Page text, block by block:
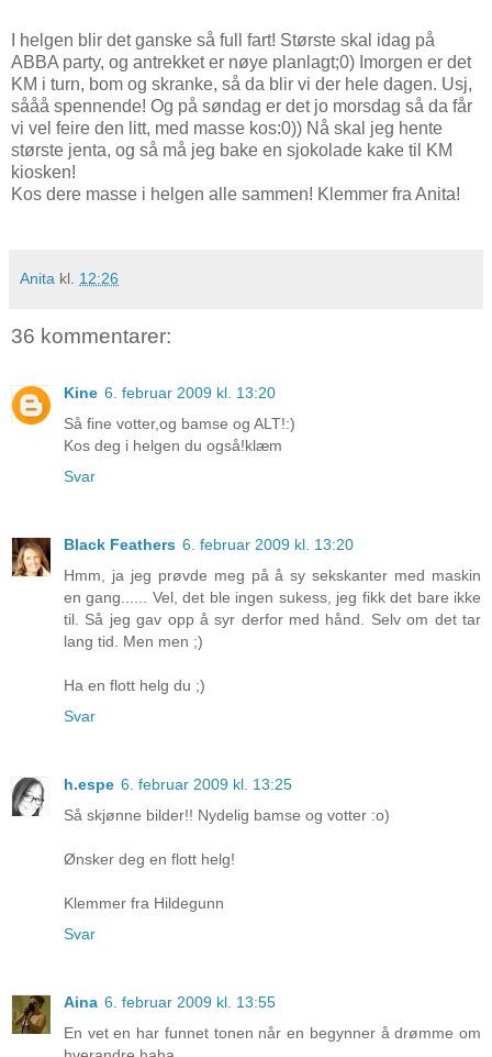
I helgen blir det ganske så full fart! Største skal idag på
ABBA party, og antrekket er nøye planlagt;0) Imorgen er det
KM i turn, bom og skranke, så da blir vi der hele dagen. Usj,
sååå spennende! Og på søndag er det jo morsdag så da får
vi vel feire den litt, med masse kos:0)) Nå skal jeg hente
største jenta, og så må jeg bake en sjokolade kake til KM
kiosken!
Kos dere masse i helgen alle sammen! Klemmer fra Anita!
Anita kl. 12:26
36 kommentarer:
Kine 6. februar 2009 kl. 13:20
Så fine votter,og bamse og ALT!:)
Kos deg i helgen du også!klæm
Svar
Black Feathers 6. februar 2009 kl. 13:20
Hmm, ja jeg prøvde meg på å sy sekskanter med maskin
en gang...... Vel, det ble ingen sukess, jeg fikk det bare ikke
til. Så jeg gav opp å syr derfor med hånd. Selv om det tar
lang tid. Men men ;)
Ha en flott helg du ;)
Svar
h.espe 6. februar 2009 kl. 13:25
Så skjønne bilder!! Nydelig bamse og votter :o)
Ønsker deg en flott helg!
Klemmer fra Hildegunn
Svar
Aina 6. februar 2009 kl. 13:55
En vet en har funnet tonen når en begynner å drømme om